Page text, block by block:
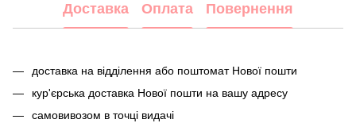
Доставка Оплата Повернення
доставка на відділення або поштомат Нової пошти
кур'єрська доставка Нової пошти на вашу адресу
самовивозом в точці видачі